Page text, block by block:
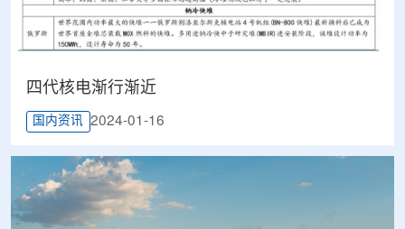
四代核电渐行渐近
国内资讯 2024-01-16